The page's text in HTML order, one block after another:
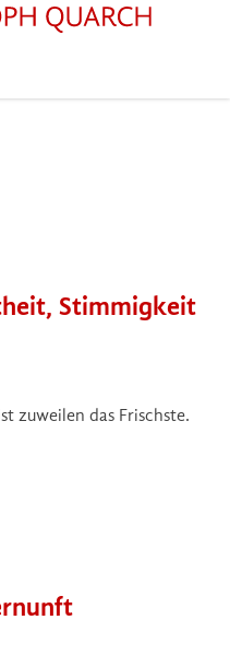
Stimmigkeit
zuweilen das Frischste.